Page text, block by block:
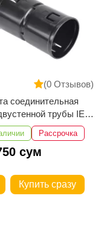
(0 Отзывов)
соединительная
трубы IEK
Рассрочка
сум
Купить сразу